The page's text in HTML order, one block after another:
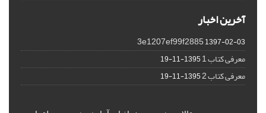
آخرین اخبار
3e1207ef99f28851397-02-03
معرفی کتاب 1 1395-11-19
معرفی کتاب 2 1395-11-19